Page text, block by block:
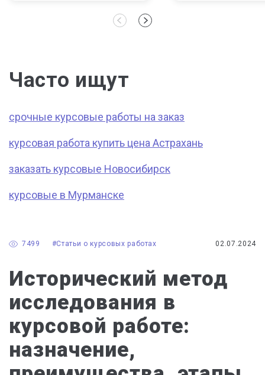
Часто ищут
срочные курсовые работы на заказ
курсовая работа купить цена Астрахань
заказать курсовые Новосибирск
курсовые в Мурманске
02.07.2024
#Статьи о курсовых работах
7499
Исторический метод
исследования в
курсовой работе:
назначение,